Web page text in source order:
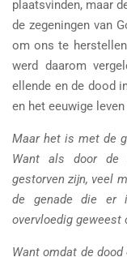
plaatsvinden, maar
de zegeningen van
om ons te
werd daarom
ellende en de dood
en het eeuwige
Maar het is met de
Want als door de
gestorven zijn, veel
de genade die er
overvloedig geweest
Want omdat de